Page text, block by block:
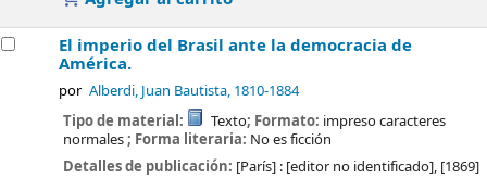
El imperio del Brasil ante la democracia de
América.
por Alberdi, Juan Bautista, 1810-1884
Tipo de material: Texto; Formato: impreso caracteres
normales; Forma literaria: No es ficción
Detalles de publicación: [París] : [editor no identificado], [1869]